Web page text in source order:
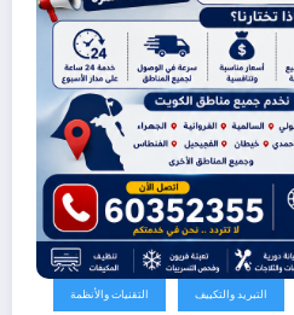
التبريد والتكييف التقنيات والأنظمة